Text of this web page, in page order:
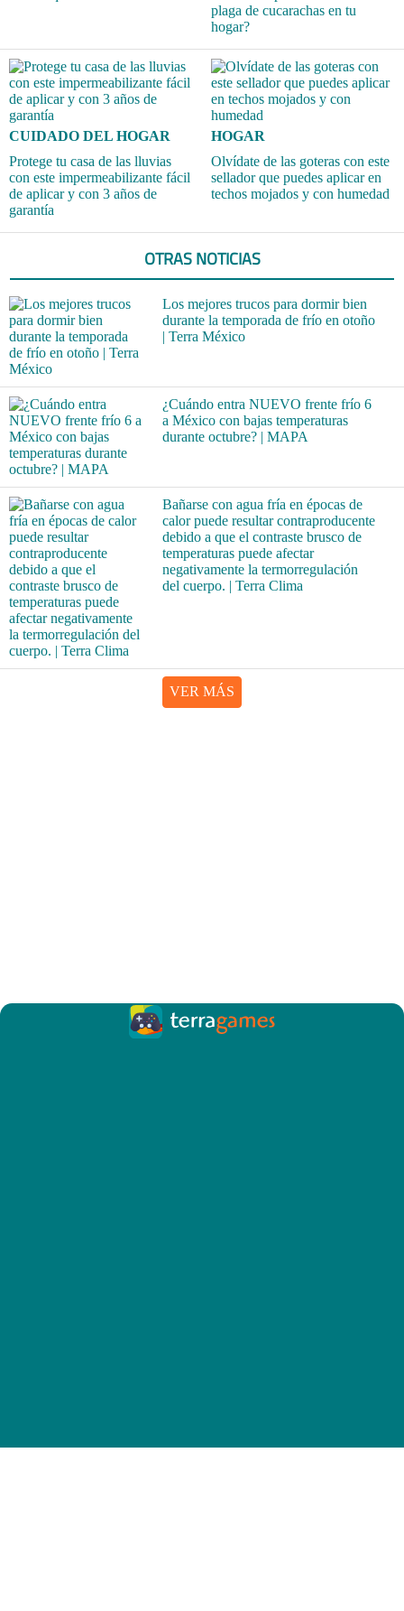
plaga de cucarachas en tu
hogar?
CUIDADO DEL HOGAR
Protege tu casa de las lluvias
con este impermeabilizante fácil
de aplicar y con 3 años de
garantía
HOGAR
Olvídate de las goteras con este
sellador que puedes aplicar en
techos mojados y con humedad
OTRAS NOTICIAS
Los mejores trucos para dormir bien
durante la temporada de frío en otoño
| Terra México
¿Cuándo entra NUEVO frente frío 6
a México con bajas temperaturas
durante octubre? | MAPA
Bañarse con agua fría en épocas de
calor puede resultar contraproducente
debido a que el contraste brusco de
temperaturas puede afectar
negativamente la termorregulación
del cuerpo. | Terra Clima
VER MÁS